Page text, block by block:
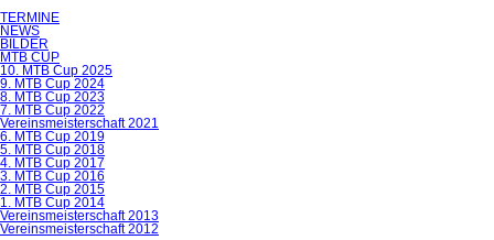
TERMINE
NEWS
BILDER
MTB CUP
10. MTB Cup 2025
9. MTB Cup 2024
8. MTB Cup 2023
7. MTB Cup 2022
Vereinsmeisterschaft 2021
6. MTB Cup 2019
5. MTB Cup 2018
4. MTB Cup 2017
3. MTB Cup 2016
2. MTB Cup 2015
1. MTB Cup 2014
Vereinsmeisterschaft 2013
Vereinsmeisterschaft 2012